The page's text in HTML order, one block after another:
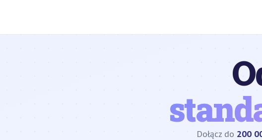
Dołącz do 200